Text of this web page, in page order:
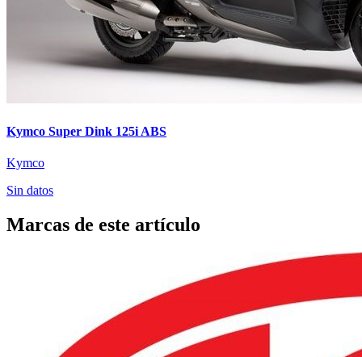
Kymco Super Dink 125i ABS
Kymco
Sin datos
Marcas de este artículo